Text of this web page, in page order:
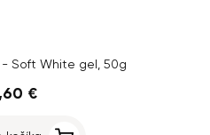
Soft White gel, 50g
€